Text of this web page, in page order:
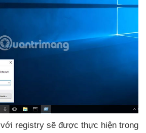
với registry sẽ được thực hiện trong